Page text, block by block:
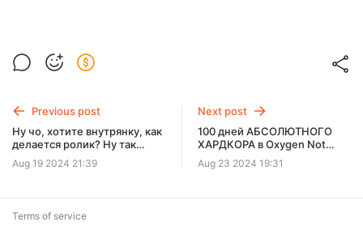
Previous post
Ну чо, хотите внутрянку, как
делается ролик? Ну так
мини лайв стайл минуты на
2-3 эксклюзивом
Aug 19 2024 21:39
Next post
100 дней АБСОЛЮТНОГО
ХАРДКОРА в Oxygen Not
Included сложнейший
метеорит - Ранний доступ!
Aug 23 2024 19:31
Terms of service